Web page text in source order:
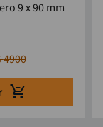
9 x 90 mm
4900